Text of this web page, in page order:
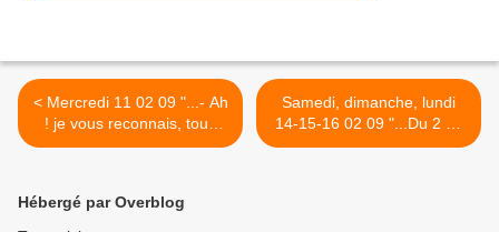
< Mercredi 11 02 09 "...- Ah
! je vous reconnais, tous
mes vieux ennemis ! (...) -
Samedi, dimanche, lundi
14-15-16 02 09 "...Du 2 au
15 mars, à Yerres, j'expose
Hébergé par Overblog